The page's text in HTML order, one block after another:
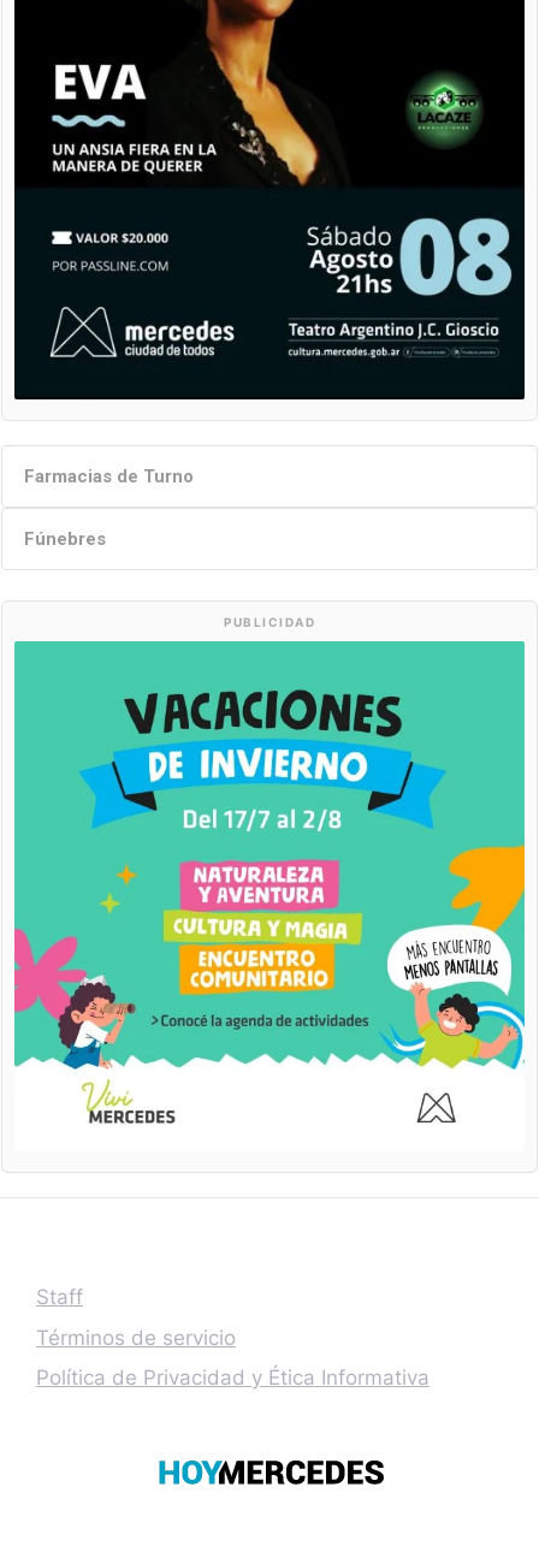
Farmacias de Turno
Fúnebres
PUBLICIDAD
Staff
Términos de servicio
Política de Privacidad y Ética Informativa